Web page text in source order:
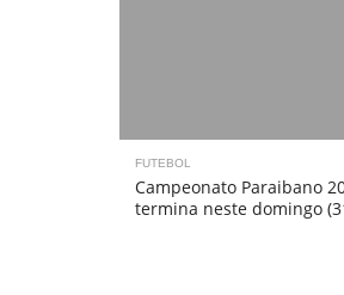
FUTEBOL
Campeonato Paraibano
termina neste domingo